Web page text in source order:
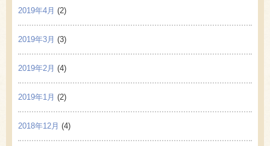
2019年4月 (2)
2019年3月 (3)
2019年2月 (4)
2019年1月 (2)
2018年12月 (4)